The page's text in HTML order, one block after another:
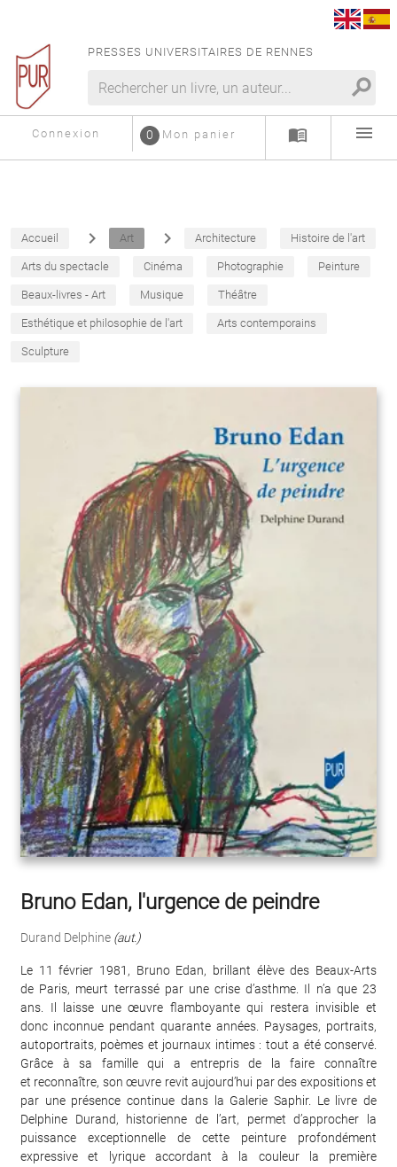
PRESSES UNIVERSITAIRES DE RENNES
search
Connexion Mon panier
0 menu_book menu
Accueil navigate_next Art navigate_next Architecture Histoire de l'art
Arts du spectacle Cinéma Photographie Peinture
Beaux-livres - Art Musique Théâtre
Esthétique et philosophie de l'art Arts contemporains
Sculpture
Bruno Edan, l'urgence de peindre
Durand Delphine (aut.)
Le 11 février 1981, Bruno Edan, brillant élève des Beaux-Arts
de Paris, meurt terrassé par une crise d’asthme. Il n’a que 23
ans. Il laisse une œuvre flamboyante qui restera invisible et
donc inconnue pendant quarante années. Paysages, portraits,
autoportraits, poèmes et journaux intimes : tout a été conservé.
Grâce à sa famille qui a entrepris de la faire connaître
et reconnaître, son œuvre revit aujourd’hui par des expositions et
par une présence continue dans la Galerie Saphir. Le livre de
Delphine Durand, historienne de l’art, permet d’approcher la
puissance exceptionnelle de cette peinture profondément
expressive et lyrique accordant à la couleur la première